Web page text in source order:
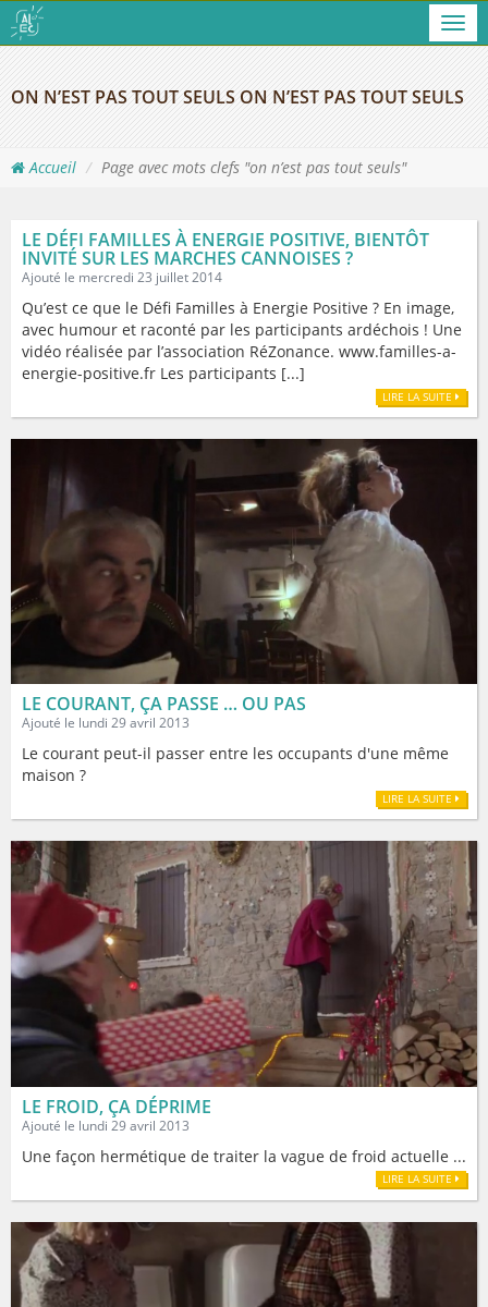
ON N’EST PAS TOUT SEULS ON N’EST PAS TOUT SEULS
Accueil Page avec mots clefs "on n’est pas tout seuls"
LE DÉFI FAMILLES À ENERGIE POSITIVE, BIENTÔT
INVITÉ SUR LES MARCHES CANNOISES ?
Ajouté le mercredi 23 juillet 2014
Qu’est ce que le Défi Familles à Energie Positive ? En image,
avec humour et raconté par les participants ardéchois ! Une
vidéo réalisée par l’association RéZonance. www.familles-a-
energie-positive.fr Les participants [...]
LIRE LA SUITE
LE COURANT, ÇA PASSE … OU PAS
Ajouté le lundi 29 avril 2013
Le courant peut-il passer entre les occupants d'une même
maison ?
LIRE LA SUITE
LE FROID, ÇA DÉPRIME
Ajouté le lundi 29 avril 2013
Une façon hermétique de traiter la vague de froid actuelle ...
LIRE LA SUITE